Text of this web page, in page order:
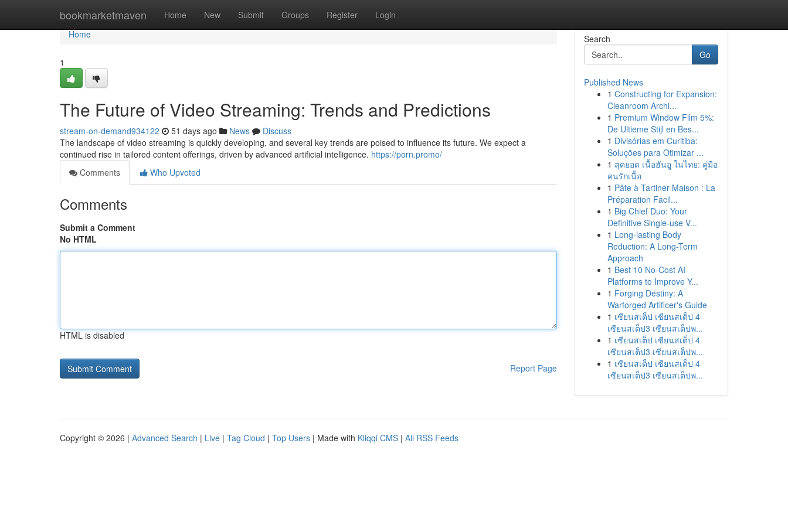
bookmarketmaven Home New Submit Groups Register Login
Home
Home
1
The Future of Video Streaming: Trends and Predictions
stream-on-demand934122 51 days ago News
Discuss
The landscape of video streaming is quickly developing, and several key trends are poised to influence its future. We expect a
continued rise in tailored content offerings, driven by advanced artificial intelligence. https://porn.promo/
Comments
Who Upvoted
Comments
Submit a Comment
No HTML
HTML is disabled
Report Page
Search
Go
Published News
1 Constructing for Expansion:
Cleanroom Archi...
1 Premium Window Film 5%:
De Ultieme Stijl en Bes...
1 Divisórias em Curitiba:
Soluções para Otimizar ...
1 สุดยอด เนื้อฮันอู ในไทย: คู่มือ
คนรักเนื้อ
1 Pâte à Tartiner Maison : La
Préparation Facil...
1 Big Chief Duo: Your
Definitive Single-use V...
1 Long-lasting Body
Reduction: A Long-Term
Approach
1 Best 10 No-Cost AI
Platforms to Improve Y...
1 Forging Destiny: A
Warforged Artificer's Guide
1 เซียนสเต็ป เซียนสเต็ป 4
เซียนสเต็ป3 เซียนสเต็ปพ...
1 เซียนสเต็ป เซียนสเต็ป 4
เซียนสเต็ป3 เซียนสเต็ปพ...
1 เซียนสเต็ป เซียนสเต็ป 4
เซียนสเต็ป3 เซียนสเต็ปพ...
Copyright © 2026 | Advanced Search | Live | Tag Cloud | Top Users | Made with Kliqqi CMS | All RSS Feeds